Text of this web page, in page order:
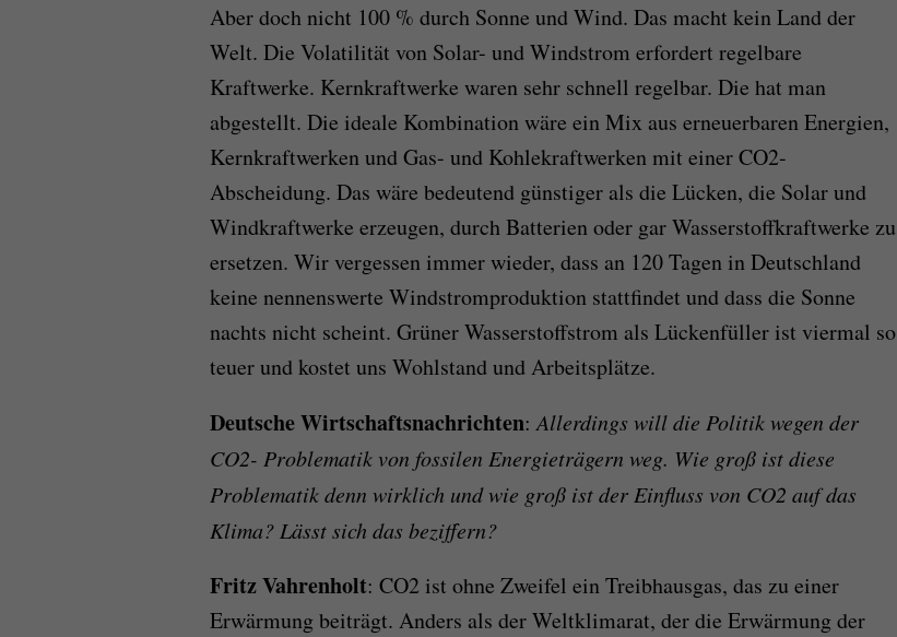
Aber doch nicht 100 % durch Sonne und Wind. Das macht kein Land der
Welt. Die Volatilität von Solar- und Windstrom erfordert regelbare
Kraftwerke. Kernkraftwerke waren sehr schnell regelbar. Die hat man
abgestellt. Die ideale Kombination wäre ein Mix aus erneuerbaren Energien,
Kernkraftwerken und Gas- und Kohlekraftwerken mit einer CO2-
Abscheidung. Das wäre bedeutend günstiger als die Lücken, die Solar und
Windkraftwerke erzeugen, durch Batterien oder gar Wasserstoffkraftwerke zu
ersetzen. Wir vergessen immer wieder, dass an 120 Tagen in Deutschland
keine nennenswerte Windstromproduktion stattfindet und dass die Sonne
nachts nicht scheint. Grüner Wasserstoffstrom als Lückenfüller ist viermal so
teuer und kostet uns Wohlstand und Arbeitsplätze.
Deutsche Wirtschaftsnachrichten:Allerdings will die Politik wegen der
CO2- Problematik von fossilen Energieträgern weg. Wie groß ist diese
Problematik denn wirklich und wie groß ist der Einfluss von CO2 auf das
Klima? Lässt sich das beziffern?
Fritz Vahrenholt: CO2 ist ohne Zweifel ein Treibhausgas, das zu einer
Erwärmung beiträgt. Anders als der Weltklimarat, der die Erwärmung der